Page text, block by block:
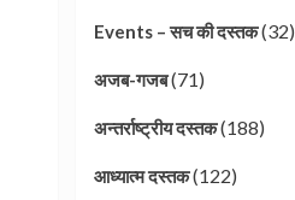
Events – सच की दस्तक(32)
अजब-गजब(71)
अन्तर्राष्ट्रीय दस्तक(188)
आध्यात्म दस्तक(122)